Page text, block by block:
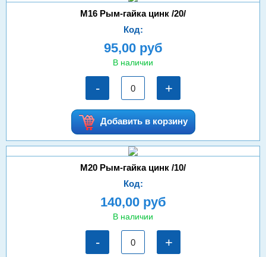
М16 Рым-гайка цинк /20/
Код:
95,00 руб
В наличии
- +
Добавить в корзину
М20 Рым-гайка цинк /10/
Код:
140,00 руб
В наличии
- +